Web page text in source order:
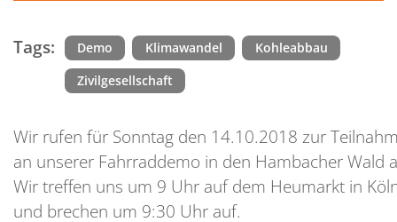
Tags: Demo Klimawandel
Kohleabbau
Zivilgesellschaft
Wir rufen für Sonntag den 14.10.2018 zur
an unserer Fahrraddemo in den Hambacher Wald
Wir treffen uns um 9 Uhr auf dem Heumarkt in
und brechen um 9:30 Uhr auf.